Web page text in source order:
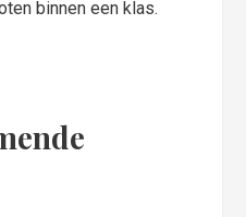
binnen een klas.